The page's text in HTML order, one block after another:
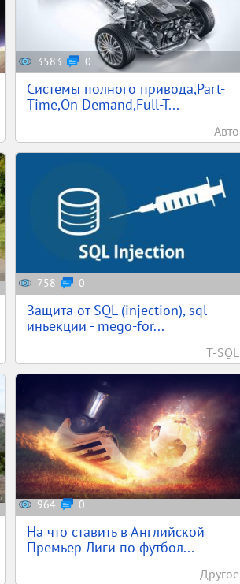
3583 0
Системы полного привода,Part-
Time,On Demand,Full-T...
Авто
758 0
Защита от SQL (injection), sql
иньекции - mego-for...
T-SQL
964 0
На что ставить в Английской
Премьер Лиги по футбол...
Другое